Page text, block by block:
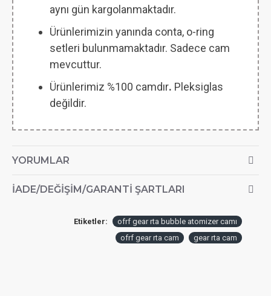
aynı gün kargolanmaktadır.
Ürünlerimizin yanında conta, o-ring
setleri bulunmamaktadır. Sadece cam
mevcuttur.
Ürünlerimiz %100 camdır. Pleksiglas
değildir.
YORUMLAR
İADE/DEĞIŞIM/GARANTI ŞARTLARI
Etiketler:
ofrf gear rta bubble atomizer camı
ofrf gear rta cam
gear rta cam